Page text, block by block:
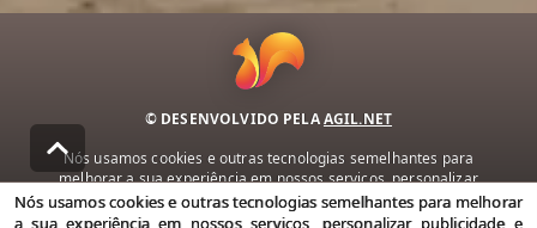
© DESENVOLVIDO PELAAGIL.NET
Nós usamos cookies e outras tecnologias semelhantes para
melhorar a sua experiência em nossos serviços, personalizar
publicidade e recomendar conteúdo de seu interesse. Ao utilizar
nossos serviços, você concorda com nossa política de privacidade e
Nós usamos cookies e outras tecnologias semelhantes para melhorar
a sua experiência em nossos serviços, personalizar publicidade e